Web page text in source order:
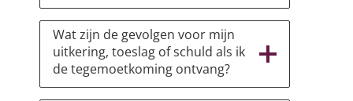
Wat zijn de gevolgen voor mijn
uitkering, toeslag of schuld als ik
de tegemoetkoming ontvang?